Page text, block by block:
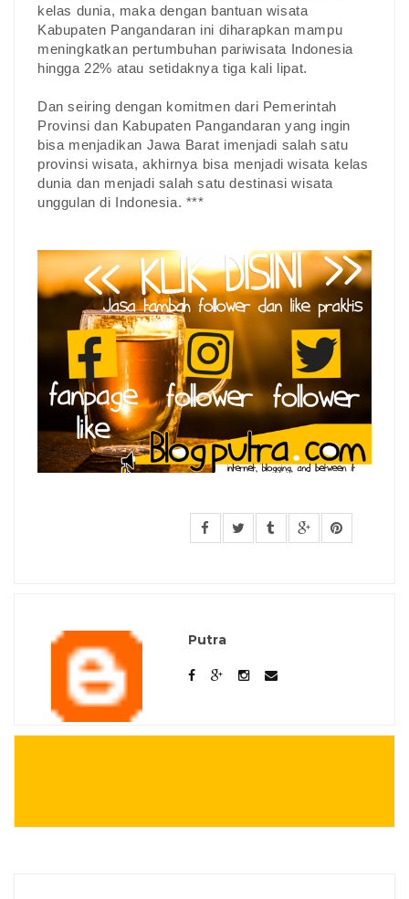
kelas dunia, maka dengan bantuan wisata
Kabupaten Pangandaran ini diharapkan mampu
meningkatkan pertumbuhan pariwisata Indonesia
hingga 22% atau setidaknya tiga kali lipat.
Dan seiring dengan komitmen dari Pemerintah
Provinsi dan Kabupaten Pangandaran yang ingin
bisa menjadikan Jawa Barat imenjadi salah satu
provinsi wisata, akhirnya bisa menjadi wisata kelas
dunia dan menjadi salah satu destinasi wisata
unggulan di Indonesia. ***
Putra